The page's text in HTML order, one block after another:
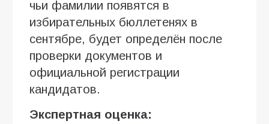
чьи фамилии появятся в
избирательных бюллетенях в
сентябре, будет определён после
проверки документов и
официальной регистрации
кандидатов.
Экспертная оценка: